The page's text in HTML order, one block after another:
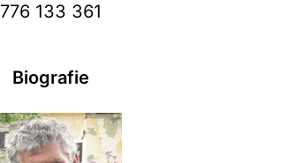
776 133 361
Biografie